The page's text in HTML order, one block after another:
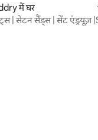
समीक्षाएँ
में घर
| सेटन सैंड्स | सेंट एंड्रयूज़